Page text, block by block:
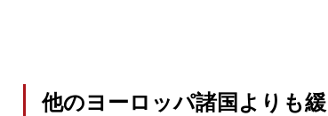
他のヨーロッパ諸国よりも緩